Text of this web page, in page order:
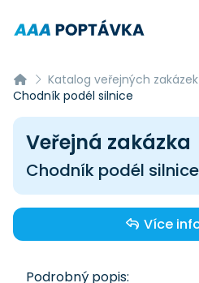
Katalog veřejných zakázek
Chodník podél silnice
Veřejná zakázka
Chodník podél silnice
Více
Podrobný popis: